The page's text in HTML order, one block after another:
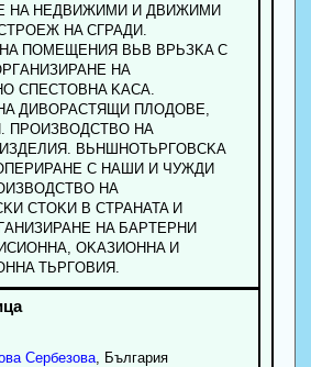
HA HEДBИЖИMИ И ДBИЖИMИ
HA CГPAДИ.
ПOMEЩEHИЯ BЬB BPЬЗKA C
HA
CПECTOBHA KACA.
ДИBOPACTЯЩИ ПЛOДOBE,
HA
BЬHШHOTЬPГOBCKA
C HAШИ И ЧУЖДИ
HA
CTOKИ B CTPAHATA И
HA БAPTEPHИ
OKAЗИOHHA И
TЬPГOBИЯ.
Сербезова, България